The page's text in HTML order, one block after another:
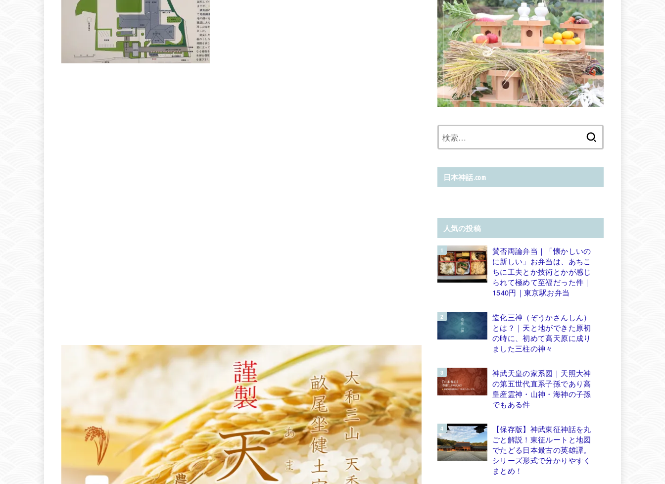
日本神話.com
人気の投稿
賛否両論弁当｜「懐かしいの
に新しい」お弁当は、あちこ
ちに工夫とか技術とかが感じ
られて極めて至福だった件｜
1540円｜東京駅お弁当
造化三神（ぞうかさんしん）
とは？｜天と地ができた原初
の時に、初めて高天原に成り
ました三柱の神々
神武天皇の家系図｜天照大神
の第五世代直系子孫であり高
皇産霊神・山神・海神の子孫
でもある件
【保存版】神武東征神話を丸
ごと解説！東征ルートと地図
でたどる日本最古の英雄譚。
シリーズ形式で分かりやすく
まとめ！